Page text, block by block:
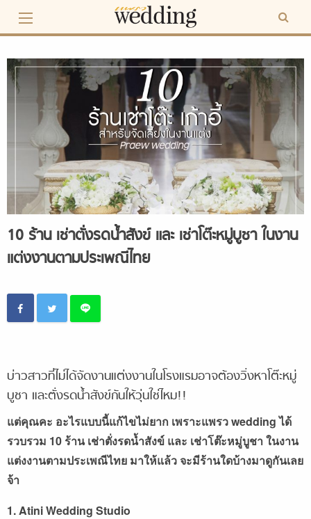
content
10 ร้าน เช่าตั่งรดน้ำสังข์ และ เช่าโต๊ะหมู่บูชา ในงาน
แต่งงานตามประเพณีไทย
บ่าวสาวที่ไม่ได้จัดงานแต่งงานในโรงแรมอาจต้องวิ่งหาโต๊ะหมู่
บูชา และตั่งรดน้ำสังข์กันให้วุ่นใช่ไหม!!
แต่คุณคะ อะไรแบบนี้แก้ไขไม่ยาก เพราะแพรว wedding ได้
รวบรวม 10 ร้าน เช่าตั่งรดน้ำสังข์ และ เช่าโต๊ะหมู่บูชา ในงาน
แต่งงานตามประเพณีไทย มาให้แล้ว จะมีร้านใดบ้างมาดูกันเลย
จ้า
1. Atini Wedding Studio